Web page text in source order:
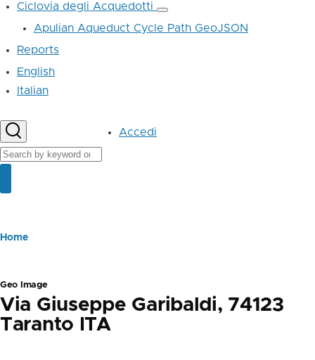
Ciclovia degli Acquedotti
Ciclovia
degli
Acquedotti
Apulian Aqueduct Cycle Path GeoJSON
Reports
English
Italian
Cerca
UserAccedi
Briciole
pane
Home
Geo Image
Via Giuseppe Garibaldi, 74123
Taranto ITA